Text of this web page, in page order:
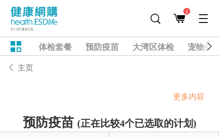
1
体检套餐 预防疫苗 大湾区体检 宠物健
主页
更多内容
预防疫苗 (正在比较4个已选取的计划)